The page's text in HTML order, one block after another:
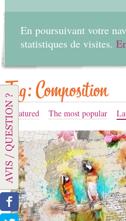
En poursuivant votre
statistiques de visites.
Tag: Composition
Featured The most popular